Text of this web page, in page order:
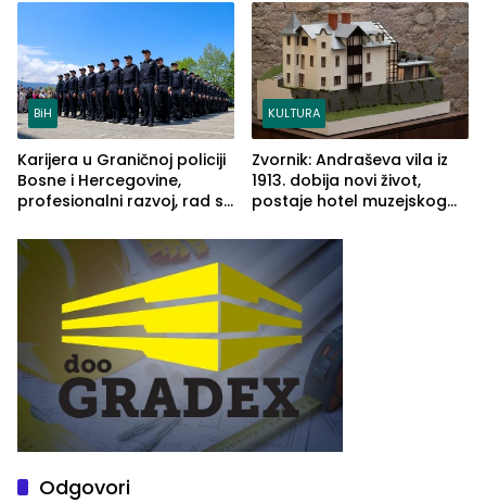
BiH
Karijera u Graničnoj policiji
Bosne i Hercegovine,
profesionalni razvoj, rad sa
služba građanima
KULTURA
Zvornik: Andraševa vila iz
1913. dobija novi život,
postaje hotel muzejskog
Odgovori